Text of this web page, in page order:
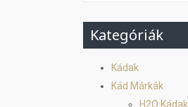
Kategóriák
Kádak
Kád Márkák
H2O Kádak